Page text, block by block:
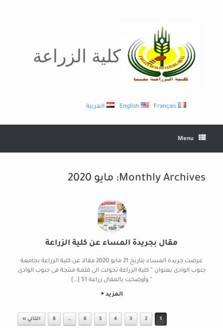
كلية الزراعة
العربية English Français
Menu
Monthly Archives: مايو 2020
مقال بجريدة المساء عن كلية الزراعة
عرضت جريدة المساء بتاريخ 21 مايو 2020 مقالا عن كلية الزراعة بجامعة
جنوب الوادى بعنوان ” كلية الزراعة تحولت الى قلعة منتجة فى جنوب الوادى
” وأوضحت بالمقال زراعة 51 […]
المزيد
1
2
3
4
5
6
…
8 التالي »